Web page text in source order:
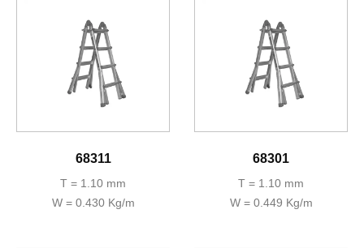
68311
T = 1.10 mm
W = 0.430 Kg/m
68301
T = 1.10 mm
W = 0.449 Kg/m